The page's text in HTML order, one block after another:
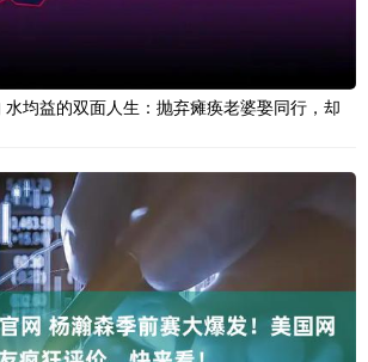
均益的双面人生：抛弃瘫痪老婆娶同行，却